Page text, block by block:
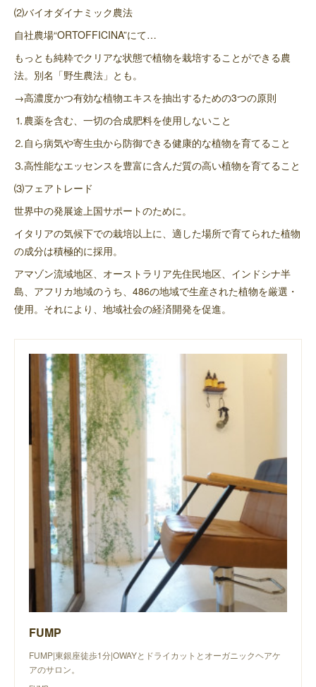
⑵バイオダイナミック農法
自社農場“ORTOFFICINA”にて…
もっとも純粋でクリアな状態で植物を栽培することができる農
法。別名「野生農法」とも。
→高濃度かつ有効な植物エキスを抽出するための3つの原則
⒈農薬を含む、一切の合成肥料を使用しないこと
⒉自ら病気や寄生虫から防御できる健康的な植物を育てること
⒊高性能なエッセンスを豊富に含んだ質の高い植物を育てること
⑶フェアトレード
世界中の発展途上国サポートのために。
イタリアの気候下での栽培以上に、適した場所で育てられた植物
の成分は積極的に採用。
アマゾン流域地区、オーストラリア先住民地区、インドシナ半
島、アフリカ地域のうち、486の地域で生産された植物を厳選・
使用。それにより、地域社会の経済開発を促進。
FUMP
FUMP|東銀座徒歩1分|OWAYとドライカットとオーガニックヘアケ
アのサロン。